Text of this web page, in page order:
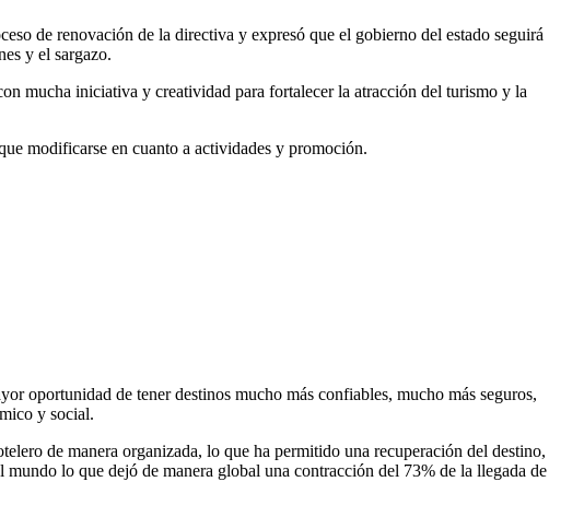
de renovación de la directiva y expresó que el gobierno del estado seguirá
y el sargazo.
mucha iniciativa y creatividad para fortalecer la atracción del turismo y la
modificarse en cuanto a actividades y promoción.
oportunidad de tener destinos mucho más confiables, mucho más seguros,
y social.
de manera organizada, lo que ha permitido una recuperación del destino,
lo que dejó de manera global una contracción del 73% de la llegada de